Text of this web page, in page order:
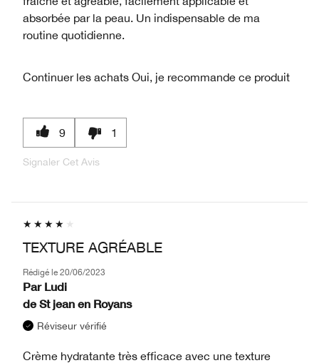
absorbée par la peau. Un indispensable de ma
routine quotidienne.
Continuer les achats Oui, je recommande ce produit
9 1
Signaler Cet Avis
TEXTURE AGRÉABLE
Rédigé le 20/06/2023
Par Ludi
de St jean en Royans
Réviseur vérifié
Crème hydratante très efficace avec une texture